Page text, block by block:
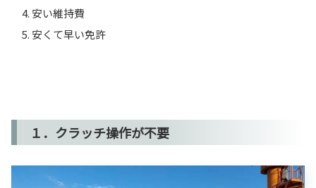
安い維持費
安くて早い免許
１．クラッチ操作が不要